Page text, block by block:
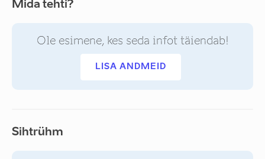
Mida tehti?
Ole esimene, kes seda infot täiendab!
LISA ANDMEID
Sihtrühm